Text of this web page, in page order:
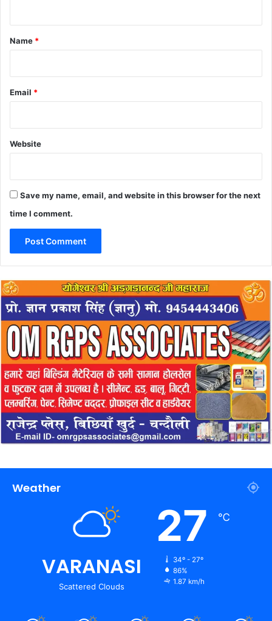
*
Name *
Email *
Website
Save my name, email, and website in this browser for the next
time I comment.
Weather
VARANASI
Scattered Clouds
27 ℃
34º - 27º
86%
1.87 km/h